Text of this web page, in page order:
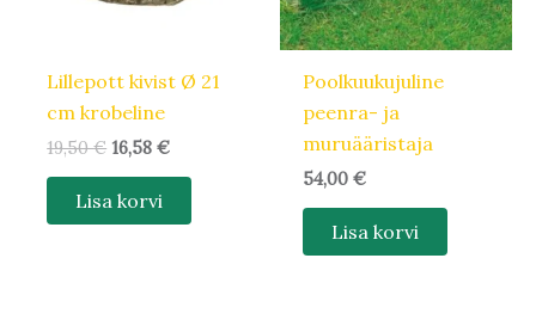
Lillepott kivist Ø 21
cm krobeline
19,50€ 16,58€
Lisa korvi
Poolkuukujuline
peenra- ja
muruääristaja
54,00€
Lisa korvi